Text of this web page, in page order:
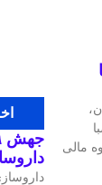
مالی